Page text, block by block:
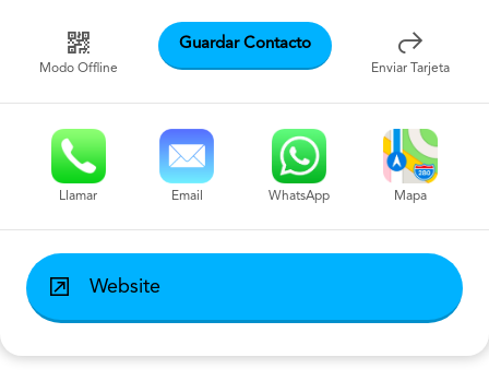
Modo Offline
Guardar Contacto
Enviar Tarjeta
Llamar Email WhatsApp Mapa
Website